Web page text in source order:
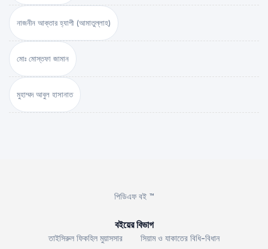
নাজনীন আক্তার হ্যাপী (আমাতুল্লাহ)
মোঃ মোস্তফা জামান
মুহাম্মদ আবুল হাসানাত
পিডিএফ বই ™
বইয়ের বিভাগ
তাইসিরুল ফিকহিল মুয়াসসার
সিয়াম ও যাকাতের বিধি-বিধান